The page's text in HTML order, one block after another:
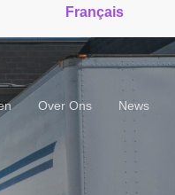
Français
Over Ons News